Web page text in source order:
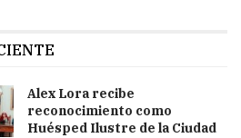
Alex Lora recibe
reconocimiento como
Huésped Ilustre de la Ciudad